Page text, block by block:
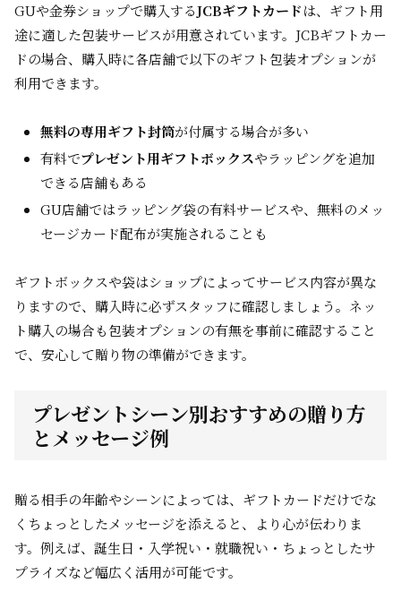
GUや金券ショップで購入するJCBギフトカードは、ギフト用
途に適した包装サービスが用意されています。JCBギフトカー
ドの場合、購入時に各店舗で以下のギフト包装オプションが
利用できます。
無料の専用ギフト封筒が付属する場合が多い
有料でプレゼント用ギフトボックスやラッピングを追加
できる店舗もある
GU店舗ではラッピング袋の有料サービスや、無料のメッ
セージカード配布が実施されることも
ギフトボックスや袋はショップによってサービス内容が異な
りますので、購入時に必ずスタッフに確認しましょう。ネッ
ト購入の場合も包装オプションの有無を事前に確認すること
で、安心して贈り物の準備ができます。
プレゼントシーン別おすすめの贈り方
とメッセージ例
贈る相手の年齢やシーンによっては、ギフトカードだけでな
くちょっとしたメッセージを添えると、より心が伝わりま
す。例えば、誕生日・入学祝い・就職祝い・ちょっとしたサ
プライズなど幅広く活用が可能です。